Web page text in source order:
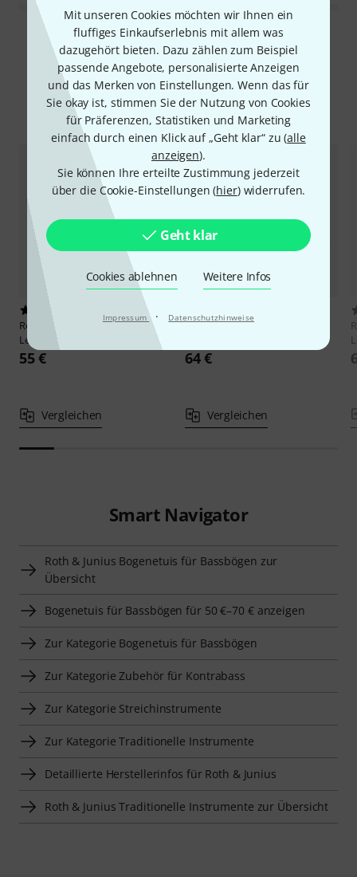
Mit unseren Cookies möchten wir Ihnen ein
fluffiges Einkaufserlebnis mit allem was
dazugehört bieten. Dazu zählen zum Beispiel
passende Angebote, personalisierte Anzeigen
und das Merken von Einstellungen. Wenn das für
Sie okay ist, stimmen Sie der Nutzung von Cookies
für Präferenzen, Statistiken und Marketing
einfach durch einen Klick auf „Geht klar“ zu (alle
anzeigen).
Sie können Ihre erteilte Zustimmung jederzeit
über die Cookie-Einstellungen (hier) widerrufen.
Geht klar
Cookies ablehnen Weitere Infos
Impressum · Datenschutzhinweise
Alle Bewertungen lesen
Alternativen vergleichen
Roth & Junius
Bass Bow Quiver
Leather BK
55 €
Vergleichen
Roth & JuniusBass Bow Quiver
64 €
Vergleichen
Smart Navigator
Roth & Junius Bogenetuis für Bassbögen zur
Übersicht
Bogenetuis für Bassbögen für 50 €–70 € anzeigen
Zur Kategorie Bogenetuis für Bassbögen
Zur Kategorie Zubehör für Kontrabass
Zur Kategorie Streichinstrumente
Zur Kategorie Traditionelle Instrumente
Detaillierte Herstellerinfos für Roth & Junius
Roth & Junius Traditionelle Instrumente zur Übersicht